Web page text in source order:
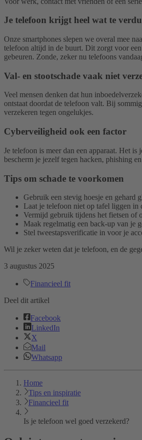
Je telefoon krijgt heel wat te
Onze smartphones slepen we overal mee
telefoon altijd in de buurt. Dit zorgt voor
gebeuren. Zonde, zeker nu telefoons
Val- en stootschade vaak niet
Veel mensen denken dat hun
ontstaat doordat de telefoon valt. Bij
verzekeren tegen ongelukjes.
Cyberveiligheid ook een factor
Je telefoon is meer dan een apparaat. Het
bescherm je jezelf tegen hacken, phishing
Tips om schade te voorkomen
Gebruik een stevig hoesje en gehard
Laat je telefoon niet op tafel liggen in
Vermijd gebruik tijdens het fietsen of
Maak regelmatig een back-up van je
Stel tweestapsverificatie in voor je
Wil je zeker weten dat je telefoon, en de
3 augustus 2025
Financieel fit
Deel dit artikel
Facebook
LinkedIn
X
Mail
Whatsapp
Home
Tips en inspiratie
Financieel fit
Is je telefoon wel goed verzekerd?